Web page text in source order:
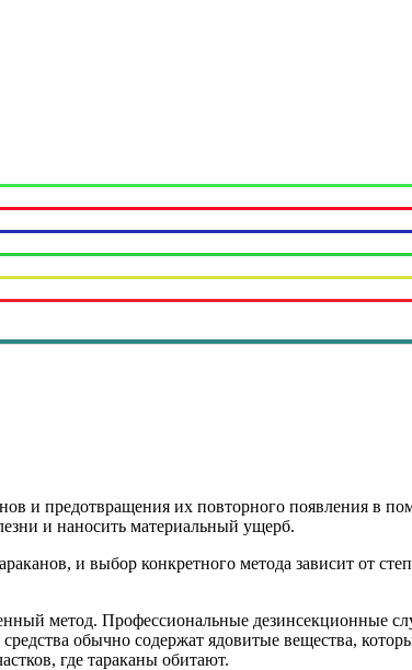
и предотвращения их повторного появления в
и наносить материальный ущерб.
и выбор конкретного метода зависит от
метод. Профессиональные дезинсекционные
обычно содержат ядовитые вещества,
где тараканы обитают.